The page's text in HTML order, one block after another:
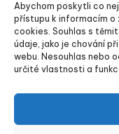
Abychom poskytli co
přístupu k informacím o
cookies. Souhlas s
údaje, jako je chování
webu. Nesouhlas nebo
určité vlastnosti a